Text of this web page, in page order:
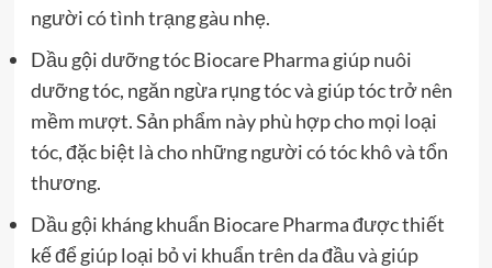
người có tình trạng gàu nhẹ.
Dầu gội dưỡng tóc Biocare Pharma giúp nuôi
dưỡng tóc, ngăn ngừa rụng tóc và giúp tóc trở nên
mềm mượt. Sản phẩm này phù hợp cho mọi loại
tóc, đặc biệt là cho những người có tóc khô và tổn
thương.
Dầu gội kháng khuẩn Biocare Pharma được thiết
kế để giúp loại bỏ vi khuẩn trên da đầu và giúp